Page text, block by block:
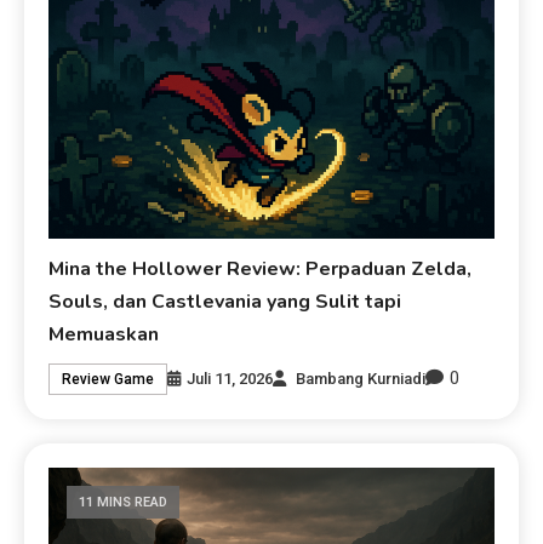
Mina the Hollower Review: Perpaduan Zelda,
Souls, dan Castlevania yang Sulit tapi
Memuaskan
Review Game Juli 11, 2026 Bambang Kurniadi 0
11 MINS READ